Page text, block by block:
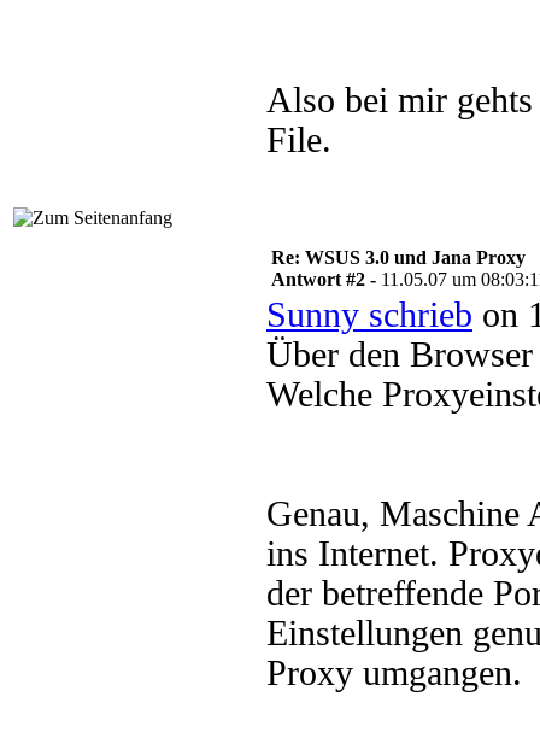
Also bei mir
File.
Re: WSUS 3.0 und Jana Proxy
Antwort #2 - 11.05.07 um
Sunny schrieb on
Über den
Welche
Genau, Maschine
ins Internet.
der betreffende
Einstellungen
Proxy umgangen.